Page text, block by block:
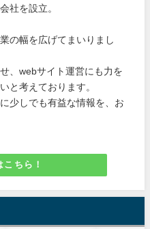
社を設立。
の幅を広げてまいりまし
、webサイト運営にも力を
と考えております。
少しでも有益な情報を、お
ちら！